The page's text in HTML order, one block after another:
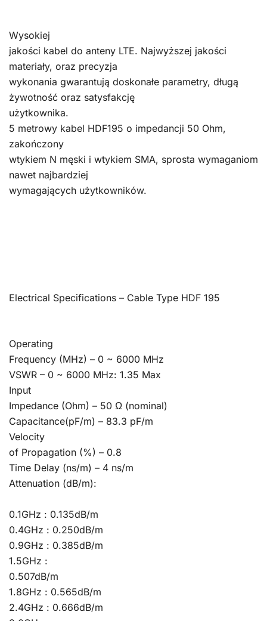
Wysokiej
jakości kabel do anteny LTE. Najwyższej jakości
materiały, oraz precyzja
wykonania gwarantują doskonałe parametry, długą
żywotność oraz satysfakcję
użytkownika.
5 metrowy kabel HDF195 o impedancji 50 Ohm,
zakończony
wtykiem N męski i wtykiem SMA, sprosta wymaganiom
nawet najbardziej
wymagających użytkowników.
Electrical Specifications – Cable Type HDF 195
Operating
Frequency (MHz) – 0 ~ 6000 MHz
VSWR – 0 ~ 6000 MHz: 1.35 Max
Input
Impedance (Ohm) – 50 Ω (nominal)
Capacitance(pF/m) – 83.3 pF/m
Velocity
of Propagation (%) – 0.8
Time Delay (ns/m) – 4 ns/m
Attenuation (dB/m):
0.1GHz : 0.135dB/m
0.4GHz : 0.250dB/m
0.9GHz : 0.385dB/m
1.5GHz :
0.507dB/m
1.8GHz : 0.565dB/m
2.4GHz : 0.666dB/m